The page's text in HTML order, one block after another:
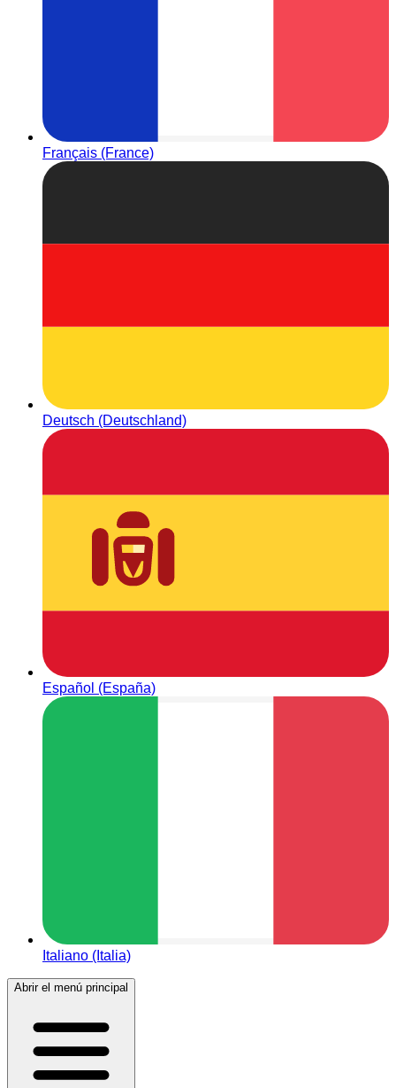
Français (France)
Deutsch (Deutschland)
Español (España)
Italiano (Italia)
Abrir el menú principal